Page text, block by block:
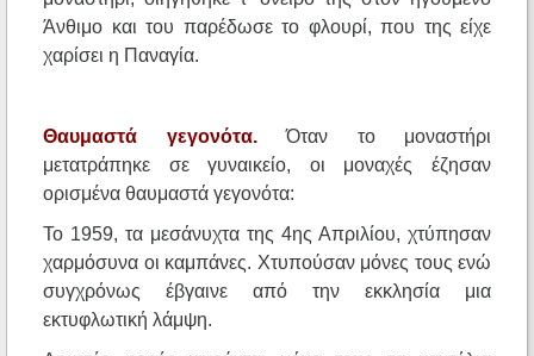
Άνθιμο και του παρέδωσε το φλουρί, που της είχε
χαρίσει η Παναγία.
Θαυμαστά γεγονότα.Όταν το μοναστήρι
μετατράπηκε σε γυναικείο, οι μοναχές έζησαν
ορισμένα θαυμαστά γεγονότα:
Το 1959, τα μεσάνυχτα της 4ης Απριλίου, χτύπησαν
χαρμόσυνα οι καμπάνες. Χτυπούσαν μόνες τους ενώ
συγχρόνως έβγαινε από την εκκλησία μια
εκτυφλωτική λάμψη.